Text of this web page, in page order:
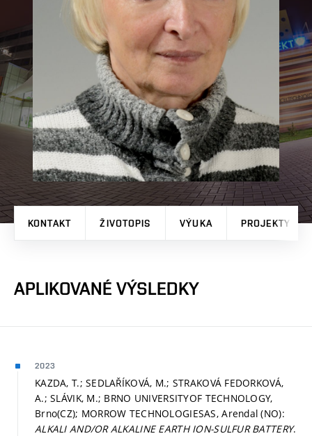
KONTAKT ŽIVOTOPIS VÝUKA PROJEKTY
APLIKOVANÉ VÝSLEDKY
2023
KAZDA, T.; SEDLAŘÍKOVÁ, M.; STRAKOVÁ FEDORKOVÁ,
A.; SLÁVIK, M.; BRNO UNIVERSITYOF TECHNOLOGY,
Brno(CZ); MORROW TECHNOLOGIESAS, Arendal (NO):
ALKALI AND/OR ALKALINE EARTH ION-SULFUR BATTERY.